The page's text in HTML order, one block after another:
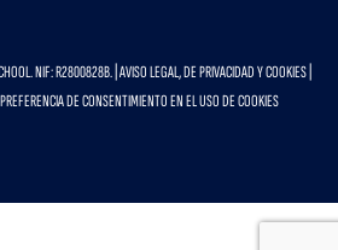
NIF: R2800828B. | AVISO LEGAL, DE PRIVACIDAD Y COOKIES
PREFERENCIA DE CONSENTIMIENTO EN EL USO DE COOKIES